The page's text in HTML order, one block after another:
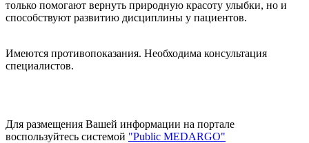
только помогают вернуть природную красоту улыбки, но и
способствуют развитию дисциплины у пациентов.
Имеются противопоказания. Необходима консультация
специалистов.
Для размещения Вашей информации на портале
воспользуйтесь системой "Public MEDARGO"